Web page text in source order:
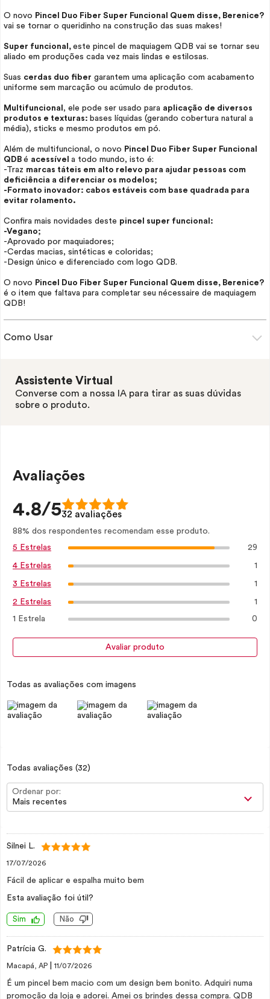
O novo Pincel Duo Fiber Super Funcional Quem disse, Berenice?
vai se tornar o queridinho na construção das suas makes!
Super funcional, este pincel de maquiagem QDB vai se tornar seu
aliado em produções cada vez mais lindas e estilosas.
Suas cerdas duo fiber garantem uma aplicação com acabamento
uniforme sem marcação ou acúmulo de produtos.
Multifuncional , ele pode ser usado para aplicação de diversos
produtos e texturas: bases líquidas (gerando cobertura natural a
média), sticks e mesmo produtos em pó.
Além de multifuncional, o novo Pincel Duo Fiber Super Funcional
QDB é acessível a todo mundo, isto é:
-Traz marcas táteis em alto relevo para ajudar pessoas com
deficiência a diferenciar os modelos;
-Formato inovador: cabos estáveis com base quadrada para
evitar rolamento.
Confira mais novidades deste pincel super funcional:
-Vegano;
-Aprovado por maquiadores;
-Cerdas macias, sintéticas e coloridas;
-Design único e diferenciado com logo QDB.
O novo Pincel Duo Fiber Super Funcional Quem disse, Berenice?
é o item que faltava para completar seu nécessaire de maquiagem
QDB!
Como Usar
Assistente Virtual
Converse com a nossa IA para tirar as suas dúvidas
sobre o produto.
Avaliações
4.8/532 avaliações
88% dos respondentes recomendam esse produto.
5 Estrelas
29
4 Estrelas 1
3 Estrelas 1
2 Estrelas 1
1 Estrela 0
Avaliar produto
Todas as avaliações com imagens
Todas avaliações (32)
Ordenar por:
Mais recentes
Silnei L.
17/07/2026
Fácil de aplicar e espalha muito bem
Esta avaliação foi útil?
Sim Não
Patrícia G.
Macapá, AP 11/07/2026
É um pincel bem macio com um design bem bonito. Adquiri numa
promoção da loja e adorei. Amei os brindes dessa compra. QDB